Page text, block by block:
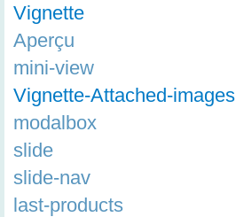
Vignette
Aperçu
mini-view
Vignette-Attached-images
modalbox
slide
slide-nav
last-products